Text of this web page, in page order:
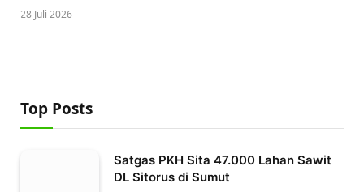
28 Juli 2026
Top Posts
Satgas PKH Sita 47.000 Lahan Sawit
DL Sitorus di Sumut